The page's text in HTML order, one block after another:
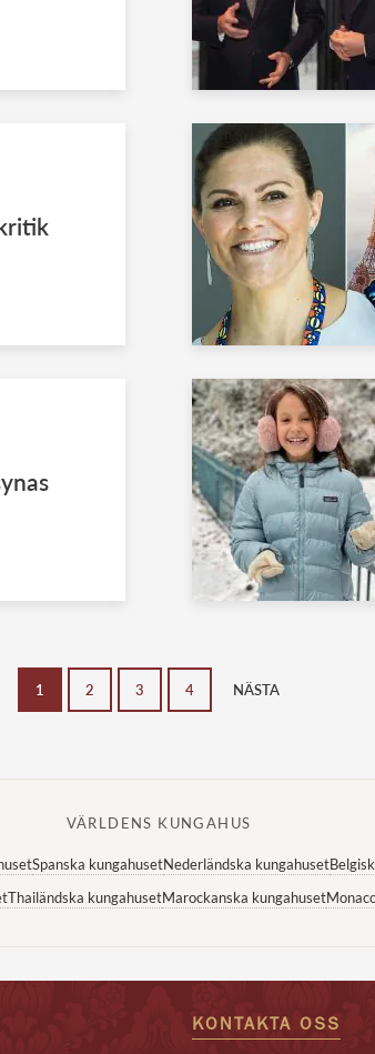
1 2 3 4 NÄSTA
VÄRLDENS KUNGAHUS
Spanska kungahusetNederländska kungahuset
Thailändska kungahusetMarockanska kungahuset
KONTAKTA OSS